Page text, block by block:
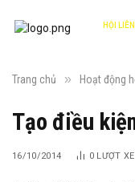
HỘI
Trang chủ » Hoạt động
Tạo điều
16/10/2014 0 LƯỢT